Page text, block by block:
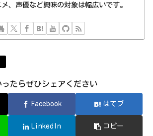
メ、声優など興味の対象は幅広いです。
ったらぜひシェアください
Facebook はてブ
LinkedIn コピー